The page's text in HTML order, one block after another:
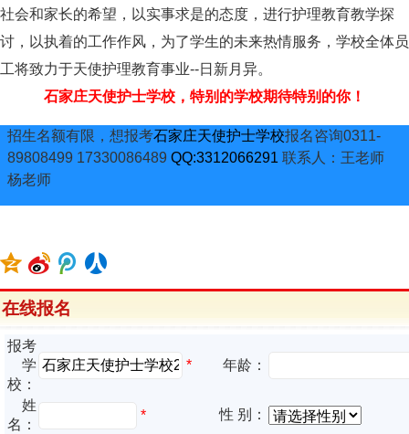
社会和家长的希望，以实事求是的态度，进行护理教育教学探
讨，以执着的工作作风，为了学生的未来热情服务，学校全体员
工将致力于天使护理教育事业--日新月异。
石家庄天使护士学校，特别的学校期待特别的你！
招生名额有限，想报考石家庄天使护士学校报名咨询0311-
89808499 17330086489 QQ:3312066291 联系人：王老师
杨老师
在线报名
报考
学
校：
* 年龄：
姓
名：
*
性 别：